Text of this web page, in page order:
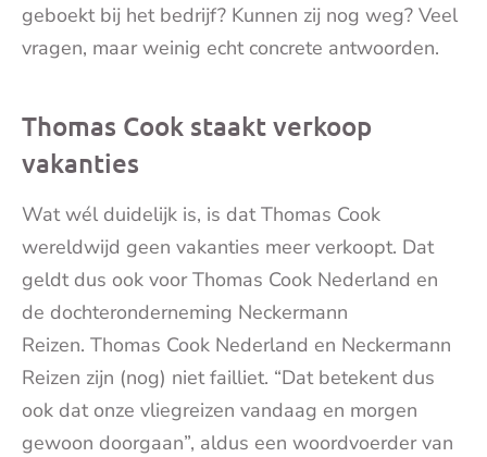
geboekt bij het bedrijf? Kunnen zij nog weg? Veel
vragen, maar weinig echt concrete antwoorden.
Thomas Cook staakt verkoop
vakanties
Wat wél duidelijk is, is dat Thomas Cook
wereldwijd geen vakanties meer verkoopt. Dat
geldt dus ook voor Thomas Cook Nederland en
de dochteronderneming Neckermann
Reizen. Thomas Cook Nederland en Neckermann
Reizen zijn (nog) niet failliet. “Dat betekent dus
ook dat onze vliegreizen vandaag en morgen
gewoon doorgaan”, aldus een woordvoerder van